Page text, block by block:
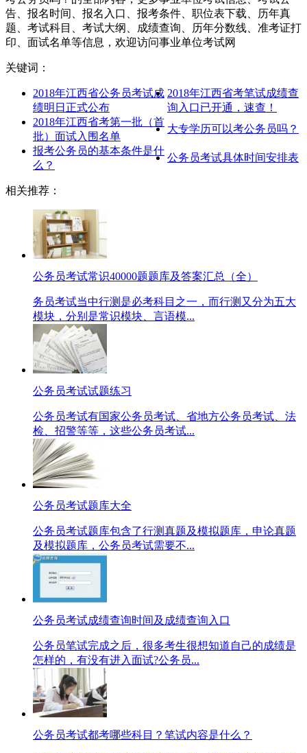
告、报名时间、报名入口、报考条件、职位表下载、历年真
题、考试科目、考试大纲、成绩查询、历年分数线、准考证打
印、面试名单等信息，欢迎访问事业单位考试网
关键词：
2018年江西省公务员考试成
绩明日正式公布
2018年江西省考笔试成绩查
询入口已开通，速查！
2018年江西省考第一批（首
批）面试入围名单
大专学历可以考公务员吗？
报考公务员的基本条件是什
么？
公务员考试具体时间安排表
相关推荐：
公务员考试常识40000题题库及答案汇总（全）
务员考试当中行测是必考科目之一，而行测又分为五大
模块，分别是常识模块、言语模...
公务员考试试题练习
公务员考试有国家公务员考试、省地方公务员考试、法
检、招警等等，这些公务员考试...
公务员考试题库大全
公务员考试题库包含了行测真题及模拟题库，申论真题
及模拟题库，公务员考试需要不...
公务员考试成绩查询时间及成绩查询入口
公务员笔试完成之后，很多考生很想知道自己的成绩是
怎样的，有没有进入面试?公务员...
公务员考试都考哪些科目？笔试内容是什么？